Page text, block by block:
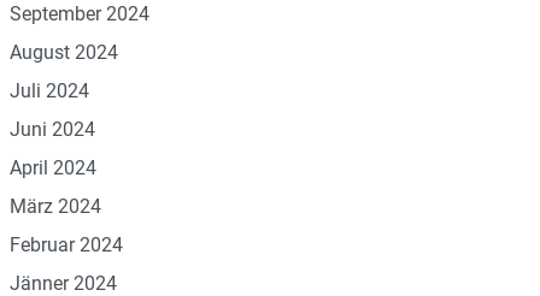
September 2024
August 2024
Juli 2024
Juni 2024
April 2024
März 2024
Februar 2024
Jänner 2024